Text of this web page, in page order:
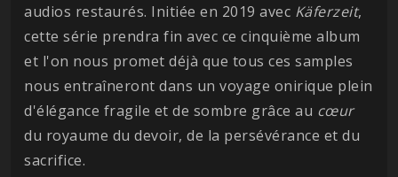
audios restaurés. Initiée en 2019 avec Käferzeit,
cette série prendra fin avec ce cinquième album
et l'on nous promet déjà que tous ces samples
nous entraîneront dans un voyage onirique plein
d'élégance fragile et de sombre grâce au cœur
du royaume du devoir, de la persévérance et du
sacrifice.